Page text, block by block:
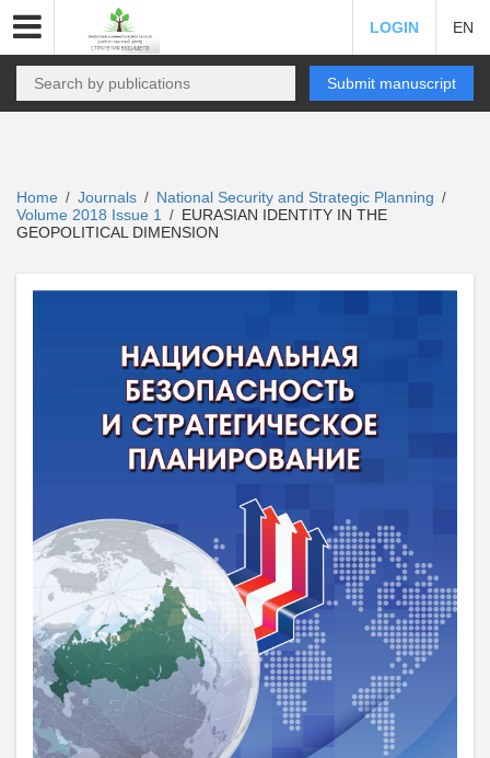
LOGIN EN
Submit manuscript
Home / Journals / National Security and Strategic Planning /
Volume 2018 Issue 1 / EURASIAN IDENTITY IN THE
GEOPOLITICAL DIMENSION